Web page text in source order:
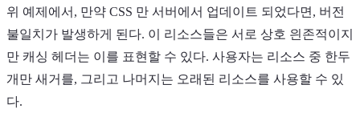
위 예제에서, 만약 CSS 만 서버에서 업데이트 되었다면, 버전
불일치가 발생하게 된다. 이 리소스들은 서로 상호 읜존적이지
만 캐싱 헤더는 이를 표현할 수 있다. 사용자는 리소스 중 한두
개만 새거를, 그리고 나머지는 오래된 리소스를 사용할 수 있
다.